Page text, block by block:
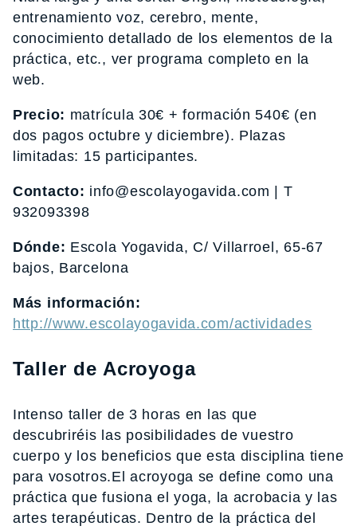
entrenamiento voz, cerebro, mente,
conocimiento detallado de los elementos de la
práctica, etc., ver programa completo en la
web.
Precio: matrícula 30€ + formación 540€ (en
dos pagos octubre y diciembre). Plazas
limitadas: 15 participantes.
Contacto: info@escolayogavida.com | T
932093398
Dónde: Escola Yogavida, C/ Villarroel, 65-67
bajos, Barcelona
Más información:
http://www.escolayogavida.com/actividades
Taller de Acroyoga
Intenso taller de 3 horas en las que
descubriréis las posibilidades de vuestro
cuerpo y los beneficios que esta disciplina tiene
para vosotros.El acroyoga se define como una
práctica que fusiona el yoga, la acrobacia y las
artes terapéuticas. Dentro de la práctica del